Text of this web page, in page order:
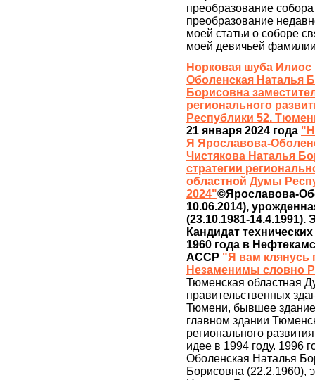
преобразование
преобразование
моей статьи о соборе
моей девичьей
Норковая шуба Илиос
Оболенская Наталья
Борисовна
регионального
Республики 52.
21 января 2024 года
Я Ярославова-
Чистякова Наталья
стратегии
областной Думы
2024"©Ярославова-
10.06.2014),
(23.10.1981-14.4.1991).
Кандидат
1960 года в
АССР "Я вам
Незаменимы словно
Тюменская областная
правительственных
Тюмени, бывшее здание
главном здании
регионального
идее в 1994 году. 1996
Оболенская Наталья
Борисовна (22.2.1960),